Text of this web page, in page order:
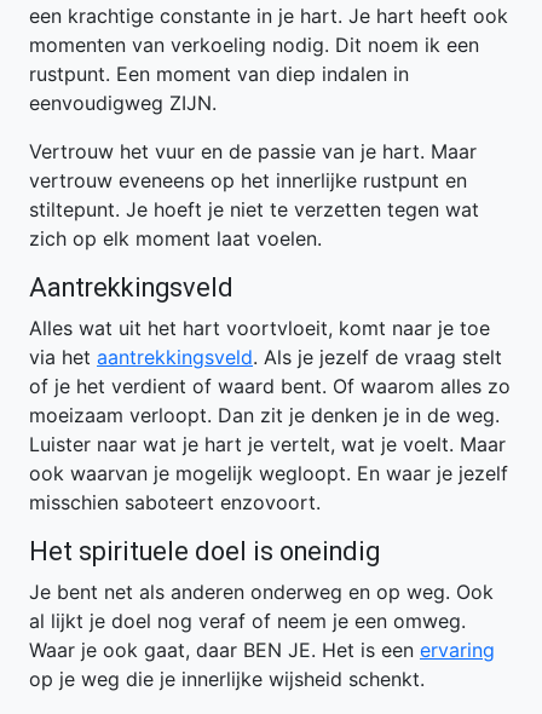
een krachtige constante in je hart. Je hart heeft ook
momenten van verkoeling nodig. Dit noem ik een
rustpunt. Een moment van diep indalen in
eenvoudigweg ZIJN.
Vertrouw het vuur en de passie van je hart. Maar
vertrouw eveneens op het innerlijke rustpunt en
stiltepunt. Je hoeft je niet te verzetten tegen wat
zich op elk moment laat voelen.
Aantrekkingsveld
Alles wat uit het hart voortvloeit, komt naar je toe
via het aantrekkingsveld. Als je jezelf de vraag stelt
of je het verdient of waard bent. Of waarom alles zo
moeizaam verloopt. Dan zit je denken je in de weg.
Luister naar wat je hart je vertelt, wat je voelt. Maar
ook waarvan je mogelijk wegloopt. En waar je jezelf
misschien saboteert enzovoort.
Het spirituele doel is oneindig
Je bent net als anderen onderweg en op weg. Ook
al lijkt je doel nog veraf of neem je een omweg.
Waar je ook gaat, daar BEN JE. Het is een ervaring
op je weg die je innerlijke wijsheid schenkt.